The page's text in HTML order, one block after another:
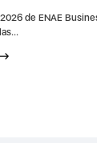
de ENAE